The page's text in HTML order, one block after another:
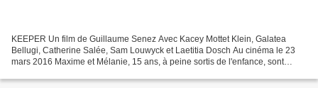
KEEPER Un film de Guillaume Senez Avec Kacey Mottet Klein, Galatea
Bellugi, Catherine Salée, Sam Louwyck et Laetitia Dosch Au cinéma le 23
mars 2016 Maxime et Mélanie, 15 ans, à peine sortis de l'enfance, sont